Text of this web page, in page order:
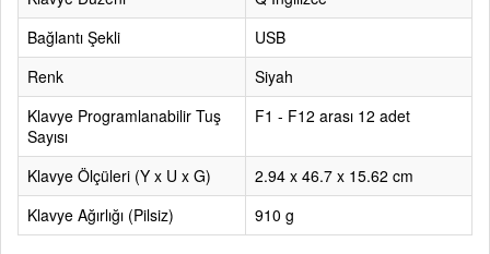
Bağlantı Şekli
USB
Renk
Siyah
Klavye Programlanabilir Tuş
Sayısı
F1 - F12 arası 12 adet
Klavye Ölçüleri (Y x U x G)
2.94 x 46.7 x 15.62 cm
Klavye Ağırlığı (Pilsiz)
910 g